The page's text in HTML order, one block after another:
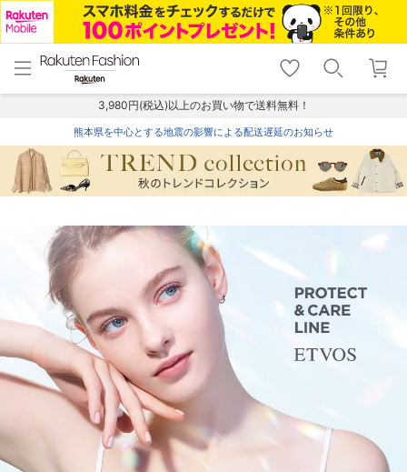
menu home
トップ
shopping_cart lock_outline
ログイン
3,980円(税込)以上のお買い物で送料無料！
熊本県を中心とする地震の影響による配送遅延のお知らせ